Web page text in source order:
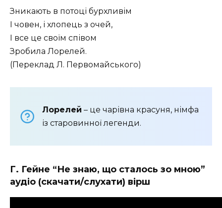
Зникають в потоці бурхливім
I човен, і хлопець з очей,
I все це своїм співом
Зробила Лорелей.
(Переклад Л. Первомайського)
Лорелей – це чарівна красуня, німфа
із старовинної легенди.
Г. Гейне “Не знаю, що сталось зо мною”
аудіо (скачати/слухати) вірш